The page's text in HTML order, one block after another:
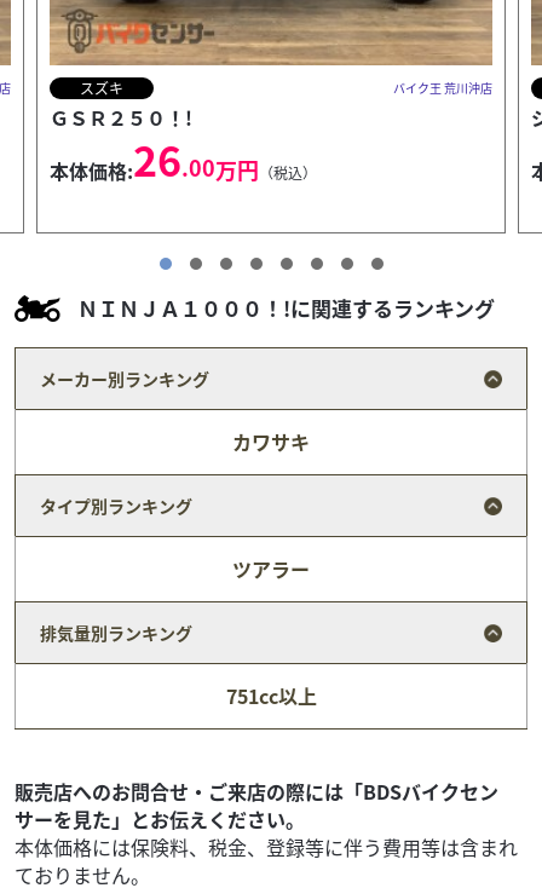
ホンダ バイク王 荒川沖店
ジョルノ！!
本体価格:15.00万円 （税込）
スズキ
26
ＮＩＮＪＡ１０００！!に関連するランキング
メーカー別ランキング
カワサキ
タイプ別ランキング
ツアラー
排気量別ランキング
751cc以上
販売店へのお問合せ・ご来店の際には「BDSバイクセン
サーを見た」とお伝えください。
本体価格には保険料、税金、登録等に伴う費用等は含まれ
ておりません。